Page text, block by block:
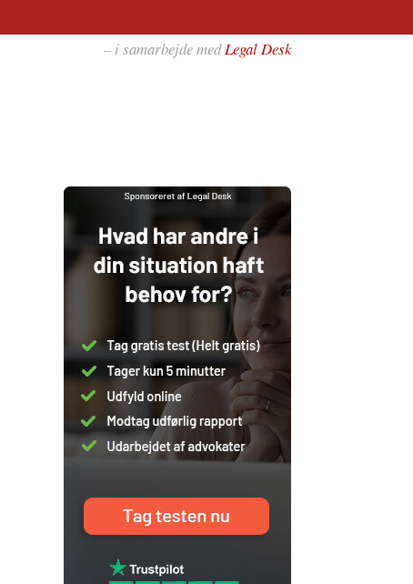
– i samarbejde medLegal Desk